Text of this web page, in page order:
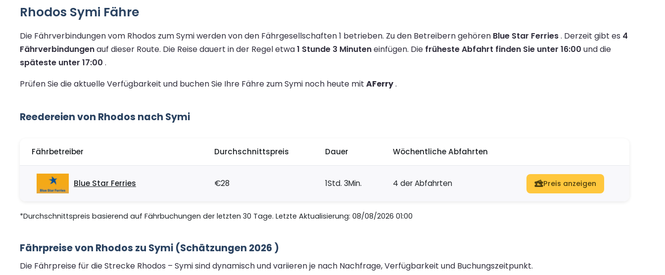
Rhodos Symi Fähre
Die Fährverbindungen vom Rhodos zum Symi werden von den Fährgesellschaften 1 betrieben. Zu den Betreibern gehören Blue Star Ferries. Derzeit gibt es 4
Fährverbindungenauf dieser Route. Die Reise dauert in der Regel etwa1 Stunde 3 Minuteneinfügen. Die früheste Abfahrt finden Sie unter 16:00 und die
späteste unter 17:00 .
Prüfen Sie die aktuelle Verfügbarkeit und buchen Sie Ihre Fähre zum Symi noch heute mit AFerry.
Reedereien von Rhodos nach Symi
Fährbetreiber Durchschnittspreis Dauer Wöchentliche Abfahrten
Blue Star Ferries €28 1Std. 3Min. 4 der Abfahrten Preis anzeigen
*Durchschnittspreis basierend auf Fährbuchungen der letzten 30 Tage. Letzte Aktualisierung: 08/08/2026 01:00
Fährpreise von Rhodos zu Symi (Schätzungen 2026 )
Die Fährpreise für die Strecke Rhodos – Symi sind dynamisch und variieren je nach Nachfrage, Verfügbarkeit und Buchungszeitpunkt.